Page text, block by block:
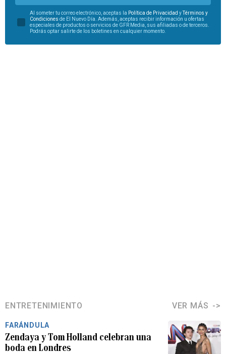
Al someter tu correo electrónico, aceptas la Política de Privacidad yTérminos y
Condiciones de El Nuevo Día. Además, aceptas recibir información u ofertas
especiales de productos o servicios de GFR Media, sus afiliadas o de terceros.
Podrás optar salirte de los boletines en cualquier momento.
ENTRETENIMIENTO VER MÁS
FARÁNDULA
Zendaya y Tom Holland celebran una
boda en Londres